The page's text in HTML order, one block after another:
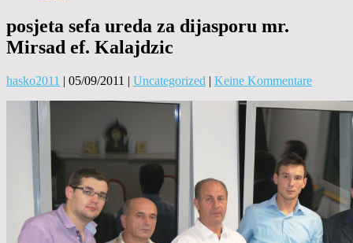
posjeta sefa ureda za dijasporu mr.
Mirsad ef. Kalajdzic
hasko2011 | 05/09/2011 | Uncategorized | Keine Kommentare